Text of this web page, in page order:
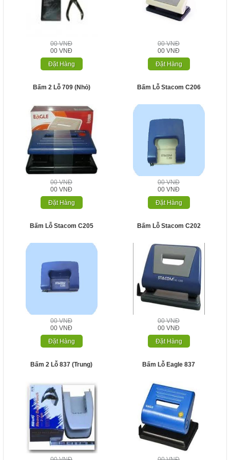
00 VNĐ
00 VNĐ
Đặt Hàng
00 VNĐ
00 VNĐ
Đặt Hàng
Bấm 2 Lỗ 709 (nhỏ)
00 VNĐ
00 VNĐ
Đặt Hàng
Bấm Lỗ Stacom C206
00 VNĐ
00 VNĐ
Đặt Hàng
Bấm Lỗ Stacom C205
00 VNĐ
00 VNĐ
Đặt Hàng
Bấm Lỗ Stacom C202
00 VNĐ
00 VNĐ
Đặt Hàng
Bấm 2 Lỗ 837 (Trung) Bấm Lỗ Eagle 837